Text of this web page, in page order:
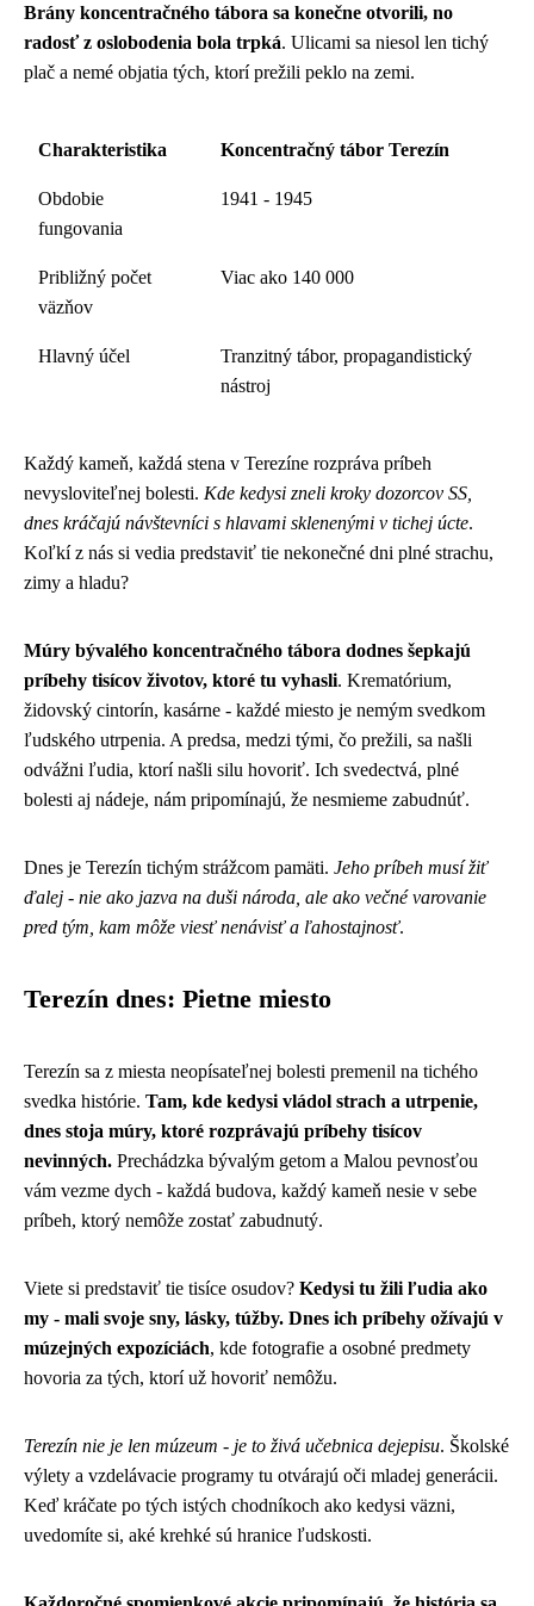
Brány koncentračného tábora sa konečne otvorili, no
radosť z oslobodenia bola trpká. Ulicami sa niesol len tichý
plač a nemé objatia tých, ktorí prežili peklo na zemi.
Charakteristika Koncentračný tábor Terezín
Obdobie
fungovania
1941 - 1945
Približný počet
väzňov
Viac ako 140 000
Hlavný účel
Tranzitný tábor, propagandistický
nástroj
Každý kameň, každá stena v Terezíne rozpráva príbeh
nevysloviteľnej bolesti. Kde kedysi zneli kroky dozorcov SS,
dnes kráčajú návštevníci s hlavami sklenenými v tichej úcte.
Koľkí z nás si vedia predstaviť tie nekonečné dni plné strachu,
zimy a hladu?
Múry bývalého koncentračného tábora dodnes šepkajú
príbehy tisícov životov, ktoré tu vyhasli. Krematórium,
židovský cintorín, kasárne - každé miesto je nemým svedkom
ľudského utrpenia. A predsa, medzi tými, čo prežili, sa našli
odvážni ľudia, ktorí našli silu hovoriť. Ich svedectvá, plné
bolesti aj nádeje, nám pripomínajú, že nesmieme zabudnúť.
Dnes je Terezín tichým strážcom pamäti. Jeho príbeh musí žiť
ďalej - nie ako jazva na duši národa, ale ako večné varovanie
pred tým, kam môže viesť nenávisť a ľahostajnosť.
Terezín dnes: Pietne miesto
Terezín sa z miesta neopísateľnej bolesti premenil na tichého
svedka histórie. Tam, kde kedysi vládol strach a utrpenie,
dnes stoja múry, ktoré rozprávajú príbehy tisícov
nevinných. Prechádzka bývalým getom a Malou pevnosťou
vám vezme dych - každá budova, každý kameň nesie v sebe
príbeh, ktorý nemôže zostať zabudnutý.
Viete si predstaviť tie tisíce osudov? Kedysi tu žili ľudia ako
my - mali svoje sny, lásky, túžby. Dnes ich príbehy ožívajú v
múzejných expozíciách, kde fotografie a osobné predmety
hovoria za tých, ktorí už hovoriť nemôžu.
Terezín nie je len múzeum - je to živá učebnica dejepisu. Školské
výlety a vzdelávacie programy tu otvárajú oči mladej generácii.
Keď kráčate po tých istých chodníkoch ako kedysi väzni,
uvedomíte si, aké krehké sú hranice ľudskosti.